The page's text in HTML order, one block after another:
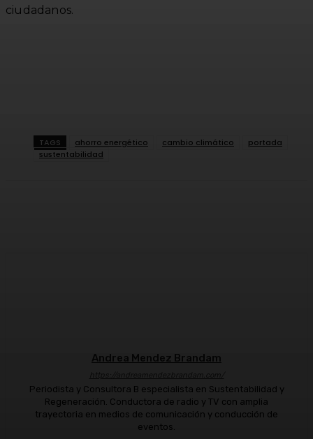
ciudadanos.
TAGS ahorro energético cambio climático
portada
sustentabilidad
Andrea Mendez Brandam
Periodista y Consultora B especialista en Sustentabilidad y
Regeneración. Conductora de radio y TV con amplia
trayectoria en medios de comunicación y conducción de
eventos.